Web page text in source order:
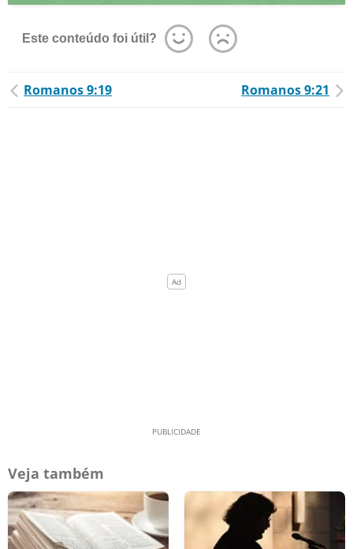
Este conteúdo foi útil?
Romanos 9:19 Romanos 9:21
Veja também